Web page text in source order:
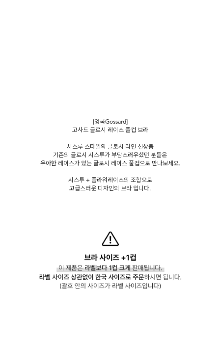
[영국Gossard]
고사드 글로시 레이스 풀컵 브라
시스루 스타일의 글로시 라인 신상품
기존의 글로시 시스루가 부담스러우셨던 분들은
우아한 레이스가 있는 글로시 레이스 풀컵으로 만나보세요.
시스루 + 플라워레이스의 조합으로
고급스러운 디자인의 브라 입니다.